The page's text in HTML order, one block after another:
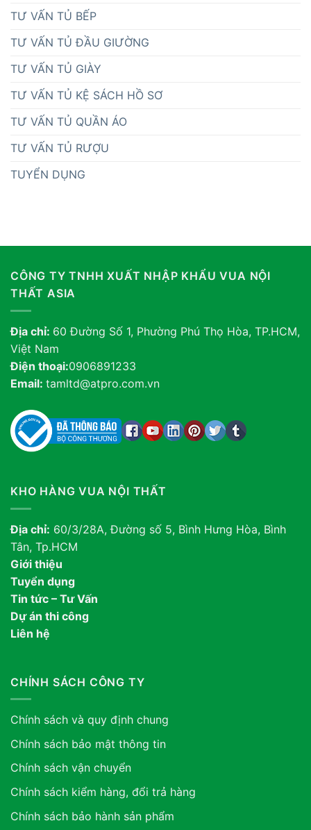
TƯ VẤN TỦ BẾP
TƯ VẤN TỦ ĐẦU GIƯỜNG
TƯ VẤN TỦ GIÀY
TƯ VẤN TỦ KỆ SÁCH HỒ SƠ
TƯ VẤN TỦ QUẦN ÁO
TƯ VẤN TỦ RƯỢU
TUYỂN DỤNG
CÔNG TY TNHH XUẤT NHẬP KHẨU VUA NỘI
THẤT ASIA
Địa chỉ: 60 Đường Số 1, Phường Phú Thọ Hòa, TP.HCM,
Việt Nam
Điện thoại:0906891233
Email: tamltd@atpro.com.vn
KHO HÀNG VUA NỘI THẤT
Địa chỉ: 60/3/28A, Đường số 5, Bình Hưng Hòa, Bình
Tân, Tp.HCM
Giới thiệu
Tuyển dụng
Tin tức – Tư Vấn
Dự án thi công
Liên hệ
CHÍNH SÁCH CÔNG TY
Chính sách và quy định chung
Chính sách bảo mật thông tin
Chính sách vận chuyển
Chính sách kiểm hàng, đổi trả hàng
Chính sách bảo hành sản phẩm